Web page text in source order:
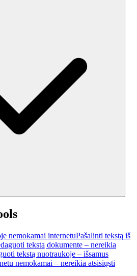
nemokamai internetuPašalinti tekstą iš
tekstą dokumente – nereikia
tekstą nuotraukoje – išsamus
nemokamai – nereikia atsisiųsti